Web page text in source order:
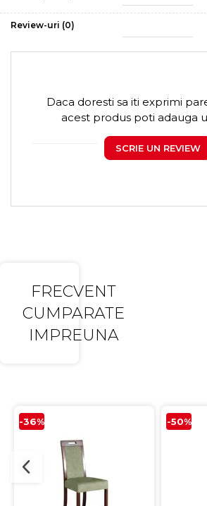
Review-uri (0)
Daca doresti sa iti exprimi
acest produs poti adauga
SCRIE UN REVIEW
FRECVENT
CUMPARATE
IMPREUNA
-36% -50%